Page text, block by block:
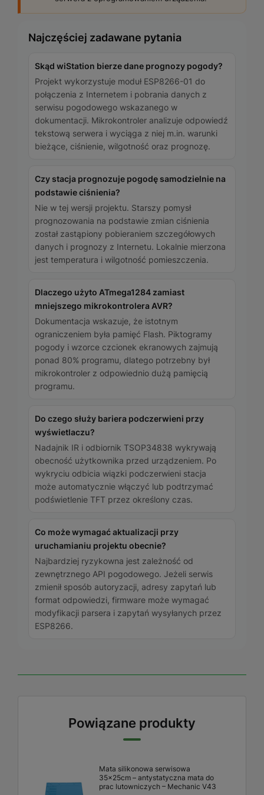
Najczęściej zadawane pytania
Skąd wiStation bierze dane prognozy pogody?
Projekt wykorzystuje moduł ESP8266-01 do
połączenia z Internetem i pobrania danych z
serwisu pogodowego wskazanego w
dokumentacji. Mikrokontroler analizuje odpowiedź
tekstową serwera i wyciąga z niej m.in. warunki
bieżące, ciśnienie, wilgotność oraz prognozę.
Czy stacja prognozuje pogodę samodzielnie na
podstawie ciśnienia?
Nie w tej wersji projektu. Starszy pomysł
prognozowania na podstawie zmian ciśnienia
został zastąpiony pobieraniem szczegółowych
danych i prognozy z Internetu. Lokalnie mierzona
jest temperatura i wilgotność pomieszczenia.
Dlaczego użyto ATmega1284 zamiast
mniejszego mikrokontrolera AVR?
Dokumentacja wskazuje, że istotnym
ograniczeniem była pamięć Flash. Piktogramy
pogody i wzorce czcionek ekranowych zajmują
ponad 80% programu, dlatego potrzebny był
mikrokontroler z odpowiednio dużą pamięcią
programu.
Do czego służy bariera podczerwieni przy
wyświetlaczu?
Nadajnik IR i odbiornik TSOP34838 wykrywają
obecność użytkownika przed urządzeniem. Po
wykryciu odbicia wiązki podczerwieni stacja
może automatycznie włączyć lub podtrzymać
podświetlenie TFT przez określony czas.
Co może wymagać aktualizacji przy
uruchamianiu projektu obecnie?
Najbardziej ryzykowna jest zależność od
zewnętrznego API pogodowego. Jeżeli serwis
zmienił sposób autoryzacji, adresy zapytań lub
format odpowiedzi, firmware może wymagać
modyfikacji parsera i zapytań wysyłanych przez
ESP8266.
Powiązane produkty
Mata silikonowa serwisowa
35x25cm – antystatyczna mata do
prac lutowniczych – Mechanic V43